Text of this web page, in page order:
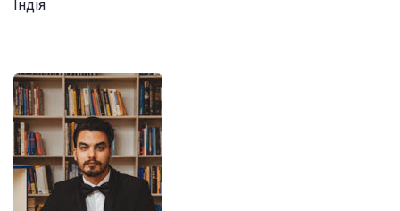
Індія